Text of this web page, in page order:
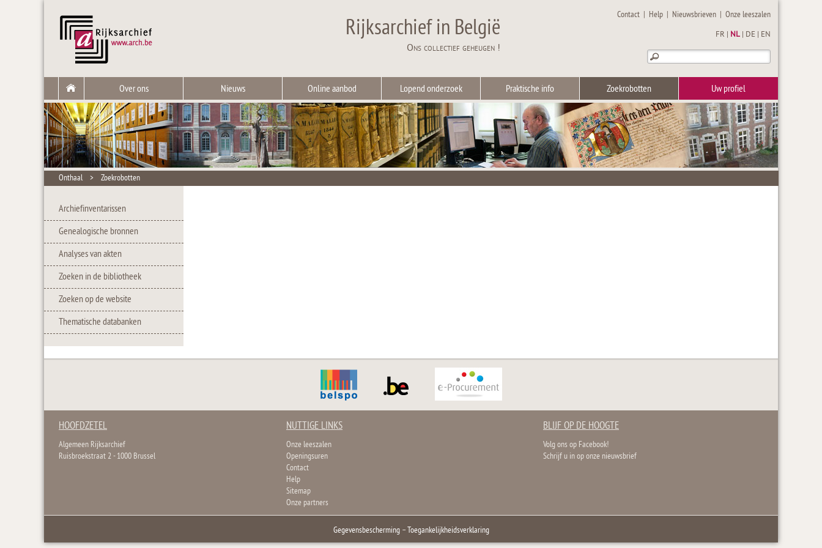
Rijksarchief in België
Ons collectief geheugen !
Contact | Help | Nieuwsbrieven |Onze leeszalen
FR NL DE EN
Over ons Nieuws Online aanbod Lopend onderzoek Praktische info Zoekrobotten Uw profiel
Onthaal > Zoekrobotten
Archiefinventarissen
Genealogische bronnen
Analyses van akten
Zoeken in de bibliotheek
Zoeken op de website
Thematische databanken
HOOFDZETEL
Algemeen Rijksarchief
Ruisbroekstraat 2 - 1000 Brussel
NUTTIGE LINKS
Onze leeszalen
Openingsuren
Contact
Help
Sitemap
Onze partners
BLIJF OP DE HOOGTE
Volg ons op Facebook!
Schrijf u in op onze nieuwsbrief
Gegevensbescherming–Toegankelijkheidsverklaring